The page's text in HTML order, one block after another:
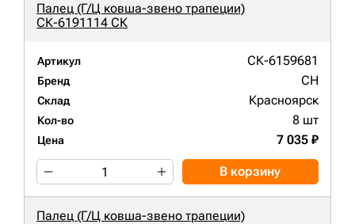
Палец (Г/Ц ковша-звено трапеции)
СК-6191114 СК
Артикул СК-6159681
Бренд CH
Склад Красноярск
Кол-во 8 шт
Цена 7 035 ₽
В корзину
Палец (Г/Ц ковша-звено трапеции)